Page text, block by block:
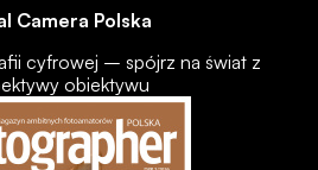
Camera Polska
cyfrowej – spójrz na świat z
obiektywu